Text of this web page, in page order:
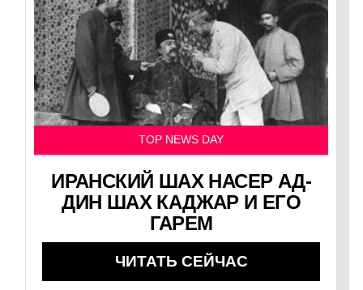
TOP NEWS DAY
ИРАНСКИЙ ШАХ НАСЕР АД-
ДИН ШАХ КАДЖАР И ЕГО
ГАРЕМ
ЧИТАТЬ СЕЙЧАС